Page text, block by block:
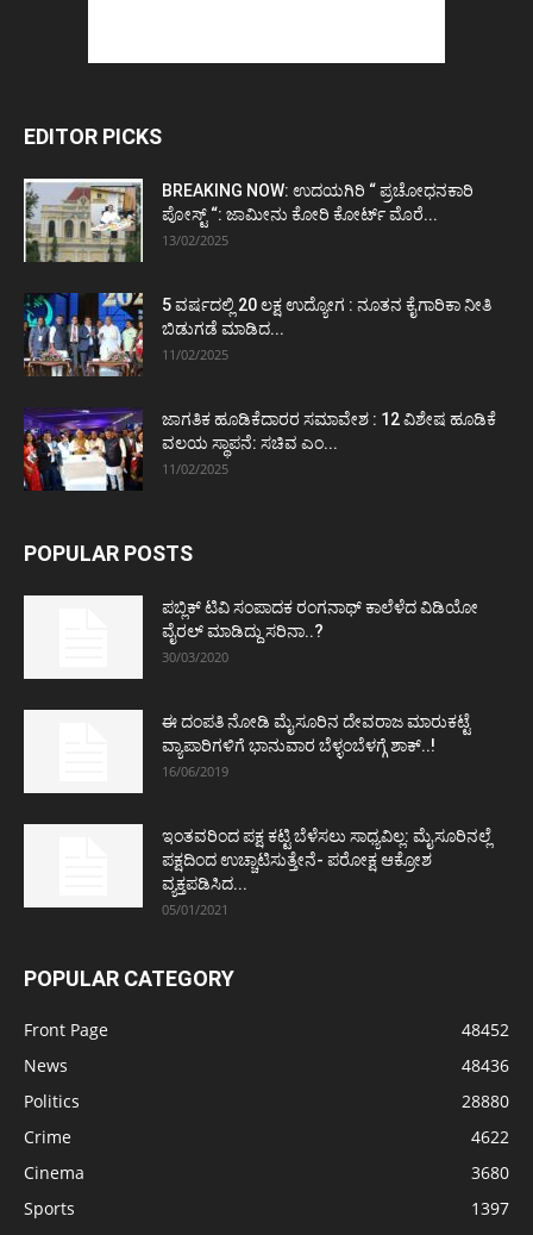
EDITOR PICKS
BREAKING NOW: ಉದಯಗಿರಿ “ ಪ್ರಚೋಧನಕಾರಿ
ಪೋಸ್ಟ್‌ “: ಜಾಮೀನು ಕೋರಿ ಕೋರ್ಟ್‌ ಮೊರೆ...
13/02/2025
5 ವರ್ಷದಲ್ಲಿ 20 ಲಕ್ಷ ಉದ್ಯೋಗ : ನೂತನ ಕೈಗಾರಿಕಾ ನೀತಿ
ಬಿಡುಗಡೆ ಮಾಡಿದ...
11/02/2025
ಜಾಗತಿಕ ಹೂಡಿಕೆದಾರರ ಸಮಾವೇಶ : 12 ವಿಶೇಷ ಹೂಡಿಕೆ
ವಲಯ ಸ್ಥಾಪನೆ: ಸಚಿವ ಎಂ...
11/02/2025
POPULAR POSTS
ಪಬ್ಲಿಕ್ ಟಿವಿ ಸಂಪಾದಕ ರಂಗನಾಥ್ ಕಾಲೆಳೆದ ವಿಡಿಯೋ
ವೈರಲ್ ಮಾಡಿದ್ದು ಸರಿನಾ..?
30/03/2020
ಈ ದಂಪತಿ ನೋಡಿ ಮೈಸೂರಿನ ದೇವರಾಜ ಮಾರುಕಟ್ಟೆ
ವ್ಯಾಪಾರಿಗಳಿಗೆ ಭಾನುವಾರ ಬೆಳ್ಳಂಬೆಳಗ್ಗೆ ಶಾಕ್..!
16/06/2019
ಇಂತವರಿಂದ ಪಕ್ಷ ಕಟ್ಟಿ ಬೆಳೆಸಲು ಸಾಧ್ಯವಿಲ್ಲ: ಮೈಸೂರಿನಲ್ಲೆ
ಪಕ್ಷದಿಂದ ಉಚ್ಚಾಟಿಸುತ್ತೇನೆ- ಪರೋಕ್ಷ ಆಕ್ರೋಶ
ವ್ಯಕ್ತಪಡಿಸಿದ...
05/01/2021
POPULAR CATEGORY
Front Page
48452
News
48436
Politics
28880
Crime
4622
Cinema
3680
Sports
1397